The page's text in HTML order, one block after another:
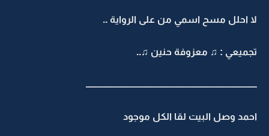
لا احلل مسح اسمي من على الرواية ..
تجميعي : ♫ معزوفة حنين ♫..
ـــــــــــــــــــــــــــــــــــــــــــــــــــــــــــــــــــــــــــــــــــــــــــــــ
احمد وصل البيت لقا الكل موجود